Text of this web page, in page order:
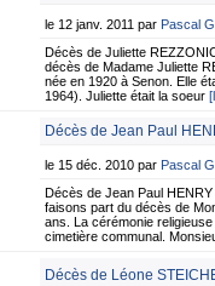
le 12 janv. 2011 par Pascal
Décès de Juliette
décès de Madame Juliette
née en 1920 à Senon. Elle
1964). Juliette était la soeur
Décès de Jean Paul
le 15 déc. 2010 par Pascal
Décès de Jean Paul
faisons part du décès de
ans. La cérémonie
cimetière communal.
Décès de Léone